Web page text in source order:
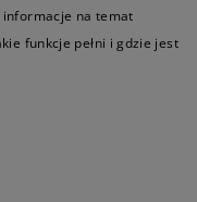
informacje na temat
funkcje pełni i gdzie jest